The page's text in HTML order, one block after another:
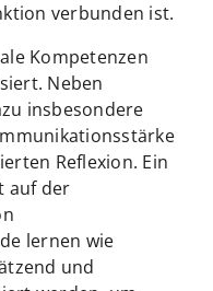
verbunden ist.
Kompetenzen
Neben
insbesondere
Reflexion. Ein
auf der
lernen wie
und